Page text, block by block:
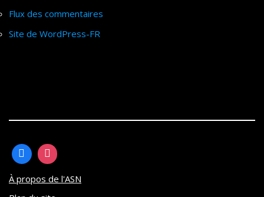
Flux des commentaires
Site de WordPress-FR
À propos de l'ASN